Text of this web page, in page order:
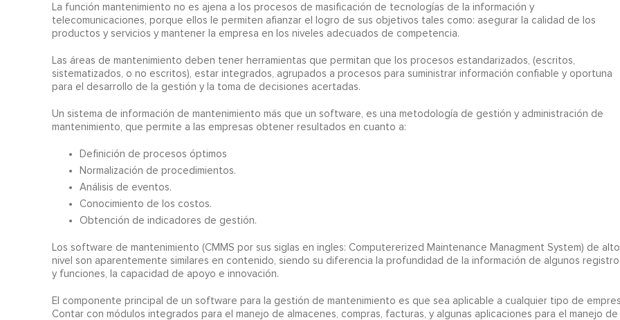
La función mantenimiento no es ajena a los procesos de masificación de tecnologías de la información y
telecomunicaciones, porque ellos le permiten afianzar el logro de sus objetivos tales como: asegurar la calidad de los
productos y servicios y mantener la empresa en los niveles adecuados de competencia.
Las áreas de mantenimiento deben tener herramientas que permitan que los procesos estandarizados, (escritos,
sistematizados, o no escritos), estar integrados, agrupados a procesos para suministrar información confiable y oportuna
para el desarrollo de la gestión y la toma de decisiones acertadas.
Un sistema de información de mantenimiento más que un software, es una metodología de gestión y administración de
mantenimiento, que permite a las empresas obtener resultados en cuanto a:
Definición de procesos óptimos
Normalización de procedimientos.
Análisis de eventos.
Conocimiento de los costos.
Obtención de indicadores de gestión.
Los software de mantenimiento (CMMS por sus siglas en ingles: Computererized Maintenance Managment System) de alto
nivel son aparentemente similares en contenido, siendo su diferencia la profundidad de la información de algunos
y funciones, la capacidad de apoyo e innovación.
El componente principal de un software para la gestión de mantenimiento es que sea aplicable a cualquier tipo de
Contar con módulos integrados para el manejo de almacenes, compras, facturas, y algunas aplicaciones para el manejo de